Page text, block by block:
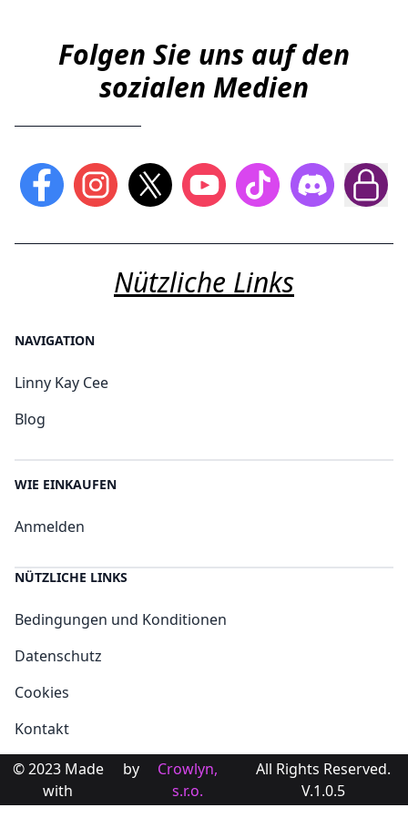
Folgen Sie uns auf den
sozialen Medien
Nützliche Links
NAVIGATION
Linny Kay Cee
Blog
WIE EINKAUFEN
Anmelden
NÜTZLICHE LINKS
Bedingungen und Konditionen
Datenschutz
Cookies
Kontakt
© 2023 Made
with
by
Crowlyn,
s.r.o.
All Rights Reserved.
V.1.0.5